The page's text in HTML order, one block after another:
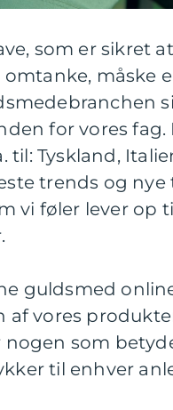
som er sikret
måske
for vores
til: Tyskland,
trends og nye
vi føler lever op
guldsmed
vores
som
til enhver